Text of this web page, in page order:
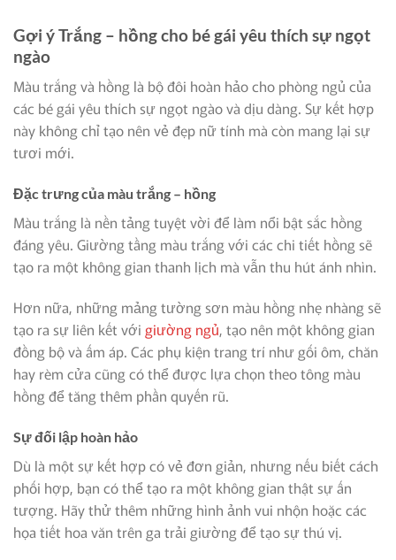
Gợi ý Trắng – hồng cho bé gái yêu thích sự ngọt
ngào
Màu trắng và hồng là bộ đôi hoàn hảo cho phòng ngủ của
các bé gái yêu thích sự ngọt ngào và dịu dàng. Sự kết hợp
này không chỉ tạo nên vẻ đẹp nữ tính mà còn mang lại sự
tươi mới.
Đặc trưng của màu trắng – hồng
Màu trắng là nền tảng tuyệt vời để làm nổi bật sắc hồng
đáng yêu. Giường tầng màu trắng với các chi tiết hồng sẽ
tạo ra một không gian thanh lịch mà vẫn thu hút ánh nhìn.
Hơn nữa, những mảng tường sơn màu hồng nhẹ nhàng sẽ
tạo ra sự liên kết với giường ngủ, tạo nên một không gian
đồng bộ và ấm áp. Các phụ kiện trang trí như gối ôm, chăn
hay rèm cửa cũng có thể được lựa chọn theo tông màu
hồng để tăng thêm phần quyến rũ.
Sự đối lập hoàn hảo
Dù là một sự kết hợp có vẻ đơn giản, nhưng nếu biết cách
phối hợp, bạn có thể tạo ra một không gian thật sự ấn
tượng. Hãy thử thêm những hình ảnh vui nhộn hoặc các
họa tiết hoa văn trên ga trải giường để tạo sự thú vị.